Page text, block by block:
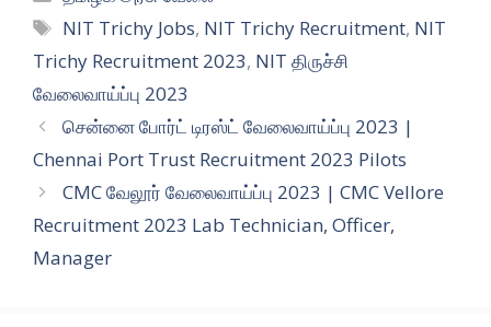
Tags
NIT Trichy Jobs, NIT Trichy Recruitment, NIT
Trichy Recruitment 2023, NIT திருச்சி
வேலைவாய்ப்பு 2023
சென்னை போர்ட் டிரஸ்ட் வேலைவாய்ப்பு 2023 |
Chennai Port Trust Recruitment 2023 Pilots
CMC வேலூர் வேலைவாய்ப்பு 2023 | CMC Vellore
Recruitment 2023 Lab Technician, Officer,
Manager